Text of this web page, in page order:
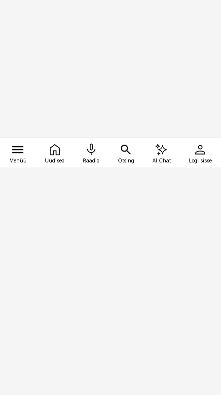
Menüü Uudised Raadio Otsing AI Chat Logi sisse